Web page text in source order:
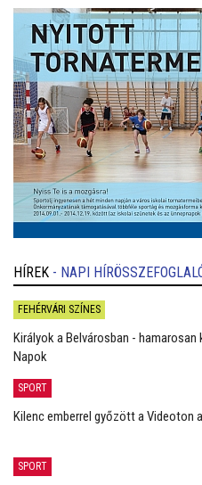
HÍREK - NAPI
FEHÉRVÁRI SZÍNES
Királyok a Belvárosban -
Napok
SPORT
Kilenc emberrel győzött a Videoton
SPORT